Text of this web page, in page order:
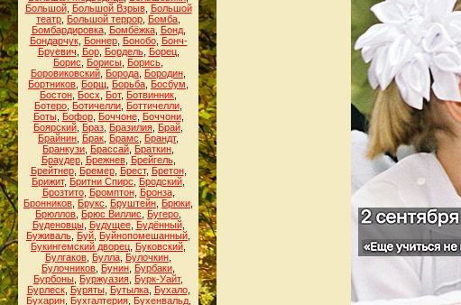
Большой, Большой Взрыв, Большой
театр Большой террор Бомба
Бомбардировка, Бомбёжка, Бонд,
Бондарчук, Боннер, Бонобо, Бонч-
Бруевич
Бор, Бордель, Борец,
Борис
Борисы Борись
Боровиковский Борода Бородин
Бортников Борщ Борьба Босбум
Бостон Босх Бот, Ботвинник
Ботеро Ботичелли Боттичелли
Боты, Бофор, Боччоне, Боччони,
Боярский Браз Бразилия Брай
Брайнин Брак Брамс Брандт,
Бранкузи Брассай Браткин
Браудер, Брежнев, Брейгель,
Брейтнер, Бремер, Брест, Бретон,
Брижит, Бритни Спирс Бродский
Брозтито, Бромптон, Бронза,
Бронников Брукс Бруштейн Брюки
Брюллов Брюс Виллис Бугеро
Буденовцы, Будущее, Будённый,
Буживаль Буй Буйнопомешанный
Букингемский дворец Буковский
Булгаков Булла Булочкин
Булочников Бунин Бурбаки
Бурбоны Буржуазия Бурк-Уайт,
Бурлеск, Буряты, Бутылка, Бухало,
Бухарин, Бухгалтерия, Бухенвальд,